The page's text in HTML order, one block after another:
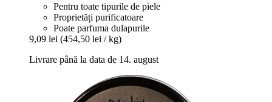
Pentru toate tipurile de piele
Proprietăți purificatoare
Poate parfuma dulapurile
9,09 lei (454,50 lei / kg)
Livrare până la data de 14. august